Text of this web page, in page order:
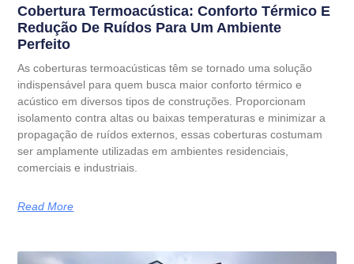
Cobertura Termoacústica: Conforto Térmico E
Redução De Ruídos Para Um Ambiente
Perfeito
As coberturas termoacústicas têm se tornado uma solução
indispensável para quem busca maior conforto térmico e
acústico em diversos tipos de construções. Proporcionam
isolamento contra altas ou baixas temperaturas e minimizar a
propagação de ruídos externos, essas coberturas costumam
ser amplamente utilizadas em ambientes residenciais,
comerciais e industriais.
Read More